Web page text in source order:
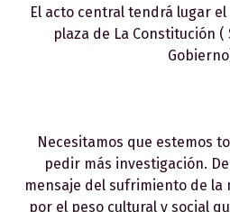
El acto central tendrá lugar el
plaza de La Constitución
Necesitamos que estemos
pedir más investigación.
mensaje del sufrimiento de la
por el peso cultural y social